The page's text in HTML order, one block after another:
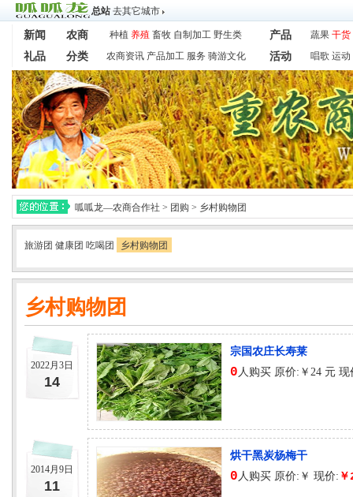
总站 去其它城市
新闻 农商 种植 养殖 畜牧 自制加工 野生类 产品 蔬果 干货
礼品 分类 农商资讯 产品加工 服务 骑游文化 活动 唱歌 运动
呱呱龙—农商合作社 > 团购 > 乡村购物团
旅游团 健康团 吃喝团 乡村购物团
乡村购物团
2022月3日
14
宗国农庄长寿莱
0 人购买 原价:￥24 元 现
2014月9日
11
烘干黑炭杨梅干
0 人购买 原价:￥ 现价: